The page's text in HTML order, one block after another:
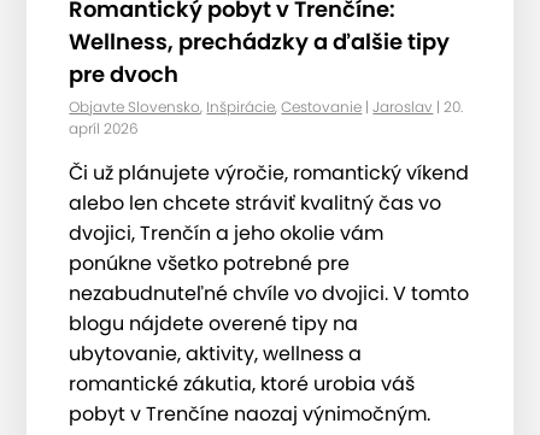
Romantický pobyt v Trenčíne:
Wellness, prechádzky a ďalšie tipy
pre dvoch
Objavte Slovensko, Inšpirácie,Cestovanie |Jaroslav | 20.
apríl 2026
Či už plánujete výročie, romantický víkend
alebo len chcete stráviť kvalitný čas vo
dvojici, Trenčín a jeho okolie vám
ponúkne všetko potrebné pre
nezabudnuteľné chvíle vo dvojici. V tomto
blogu nájdete overené tipy na
ubytovanie, aktivity, wellness a
romantické zákutia, ktoré urobia váš
pobyt v Trenčíne naozaj výnimočným.